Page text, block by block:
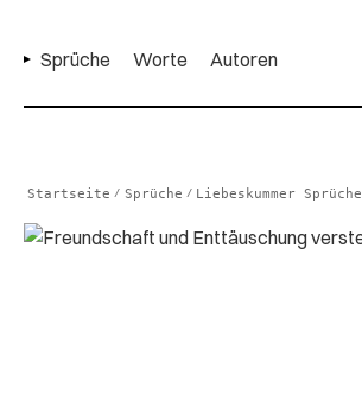
Sprüche Worte Autoren
Startseite / Sprüche / Liebeskummer Sprüche